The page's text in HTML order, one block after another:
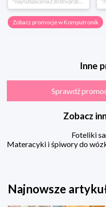
Zobacz promocje w Komputronik
Inne
Sprawdź
Zobacz
Foteliki
Materacyki i śpiwory do
Najnowsze